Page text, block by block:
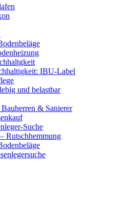
IBU-Label
und belastbar
& Sanierer
Suche
Rutschhemmung